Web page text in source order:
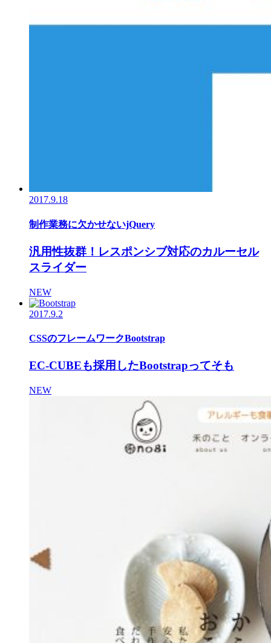
2017.9.18
制作業務に欠かせないjQuery
汎用性抜群！レスポンシブ対応のカルーセル
スライダー
NEW
2017.9.2
CSSのフレームワークBootstrap
EC-CUBEも採用したBootstrapってそも
NEW